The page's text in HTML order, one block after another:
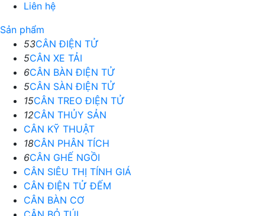
Liên hệ
Sản phẩm
53CÂN ĐIỆN TỬ
5CÂN XE TẢI
6CÂN BÀN ĐIỆN TỬ
5CÂN SÀN ĐIỆN TỬ
15CÂN TREO ĐIỆN TỬ
12CÂN THỦY SẢN
CÂN KỸ THUẬT
18CÂN PHÂN TÍCH
6CÂN GHẾ NGỒI
CÂN SIÊU THỊ TÍNH GIÁ
CÂN ĐIỆN TỬ ĐẾM
CÂN BÀN CƠ